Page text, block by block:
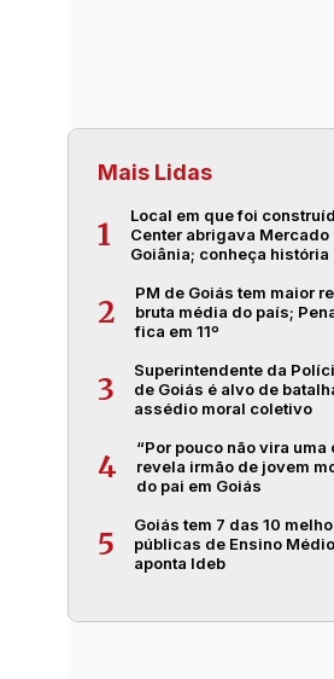
Mais Lidas
1
Local em que foi
Center abrigava Mercado
Goiânia; conheça história
2
PM de Goiás tem maior
bruta média do país;
fica em 11º
3
Superintendente da
de Goiás é alvo de
assédio moral coletivo
4
“Por pouco não vira uma
revela irmão de jovem
do pai em Goiás
5
Goiás tem 7 das 10
públicas de Ensino
aponta Ideb